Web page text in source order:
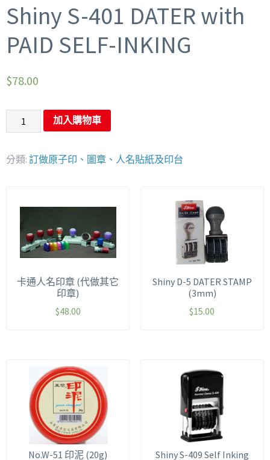
Shiny S-401 DATER with
PAID SELF-INKING
$78.00
加入購物車
分類: 訂做原子印、圖章、人名貼紙及印台
卡通人名印章 (代做其它
印章)
$48.00
Shiny D-5 DATER STAMP
(3mm)
$15.00
No.W-51 印泥 (20g)
Shiny S-409 Self Inking